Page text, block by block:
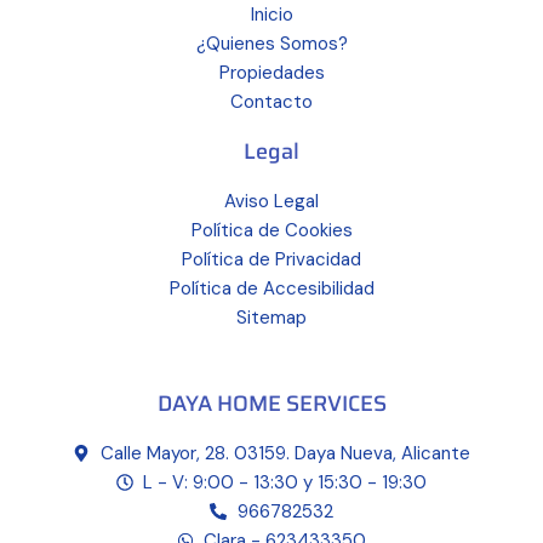
Inicio
¿Quienes Somos?
Propiedades
Contacto
Legal
Aviso Legal
Política de Cookies
Política de Privacidad
Política de Accesibilidad
Sitemap
DAYA HOME SERVICES
Calle Mayor, 28. 03159. Daya Nueva, Alicante
L - V: 9:00 - 13:30 y 15:30 - 19:30
966782532